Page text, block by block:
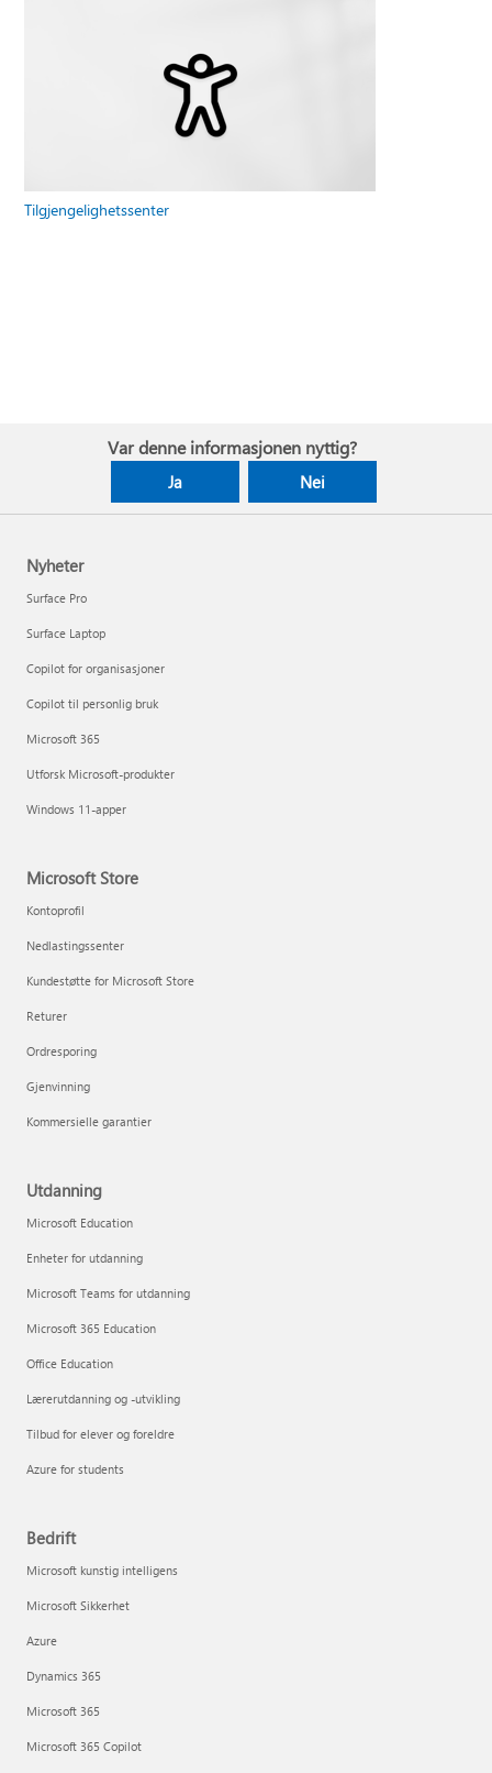
Tilgjengelighetssenter
Var denne informasjonen nyttig?
Ja Nei
Nyheter
Surface Pro
Surface Laptop
Copilot for organisasjoner
Copilot til personlig bruk
Microsoft 365
Utforsk Microsoft-produkter
Windows 11-apper
Microsoft Store
Kontoprofil
Nedlastingssenter
Kundestøtte for Microsoft Store
Returer
Ordresporing
Gjenvinning
Kommersielle garantier
Utdanning
Microsoft Education
Enheter for utdanning
Microsoft Teams for utdanning
Microsoft 365 Education
Office Education
Lærerutdanning og -utvikling
Tilbud for elever og foreldre
Azure for students
Bedrift
Microsoft kunstig intelligens
Microsoft Sikkerhet
Azure
Dynamics 365
Microsoft 365
Microsoft 365 Copilot